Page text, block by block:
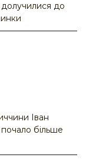
долучилися до
Іван
більше